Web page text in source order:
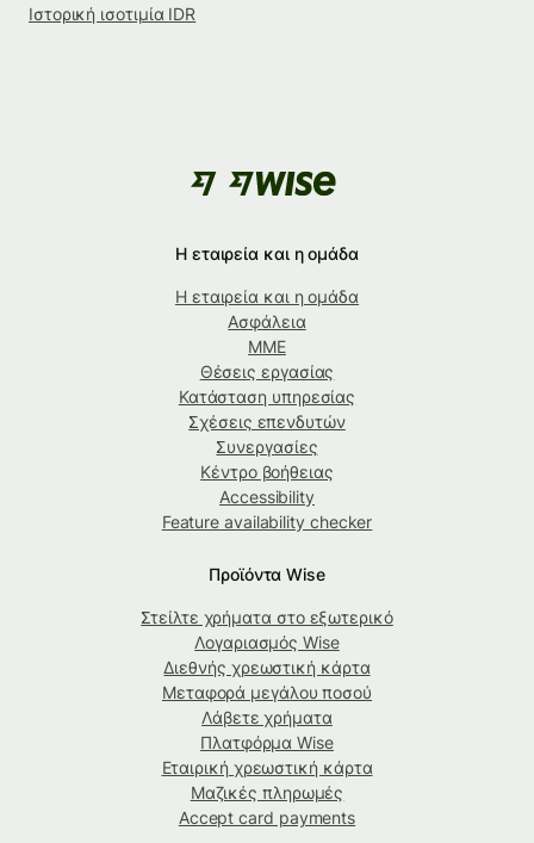
Ιστορική ισοτιμία IDR
Η εταιρεία και η ομάδα
Η εταιρεία και η ομάδα
Ασφάλεια
ΜΜΕ
Θέσεις εργασίας
Κατάσταση υπηρεσίας
Σχέσεις επενδυτών
Συνεργασίες
Κέντρο βοήθειας
Accessibility
Feature availability checker
Προϊόντα Wise
Στείλτε χρήματα στο εξωτερικό
Λογαριασμός Wise
Διεθνής χρεωστική κάρτα
Μεταφορά μεγάλου ποσού
Λάβετε χρήματα
Πλατφόρμα Wise
Εταιρική χρεωστική κάρτα
Μαζικές πληρωμές
Accept card payments